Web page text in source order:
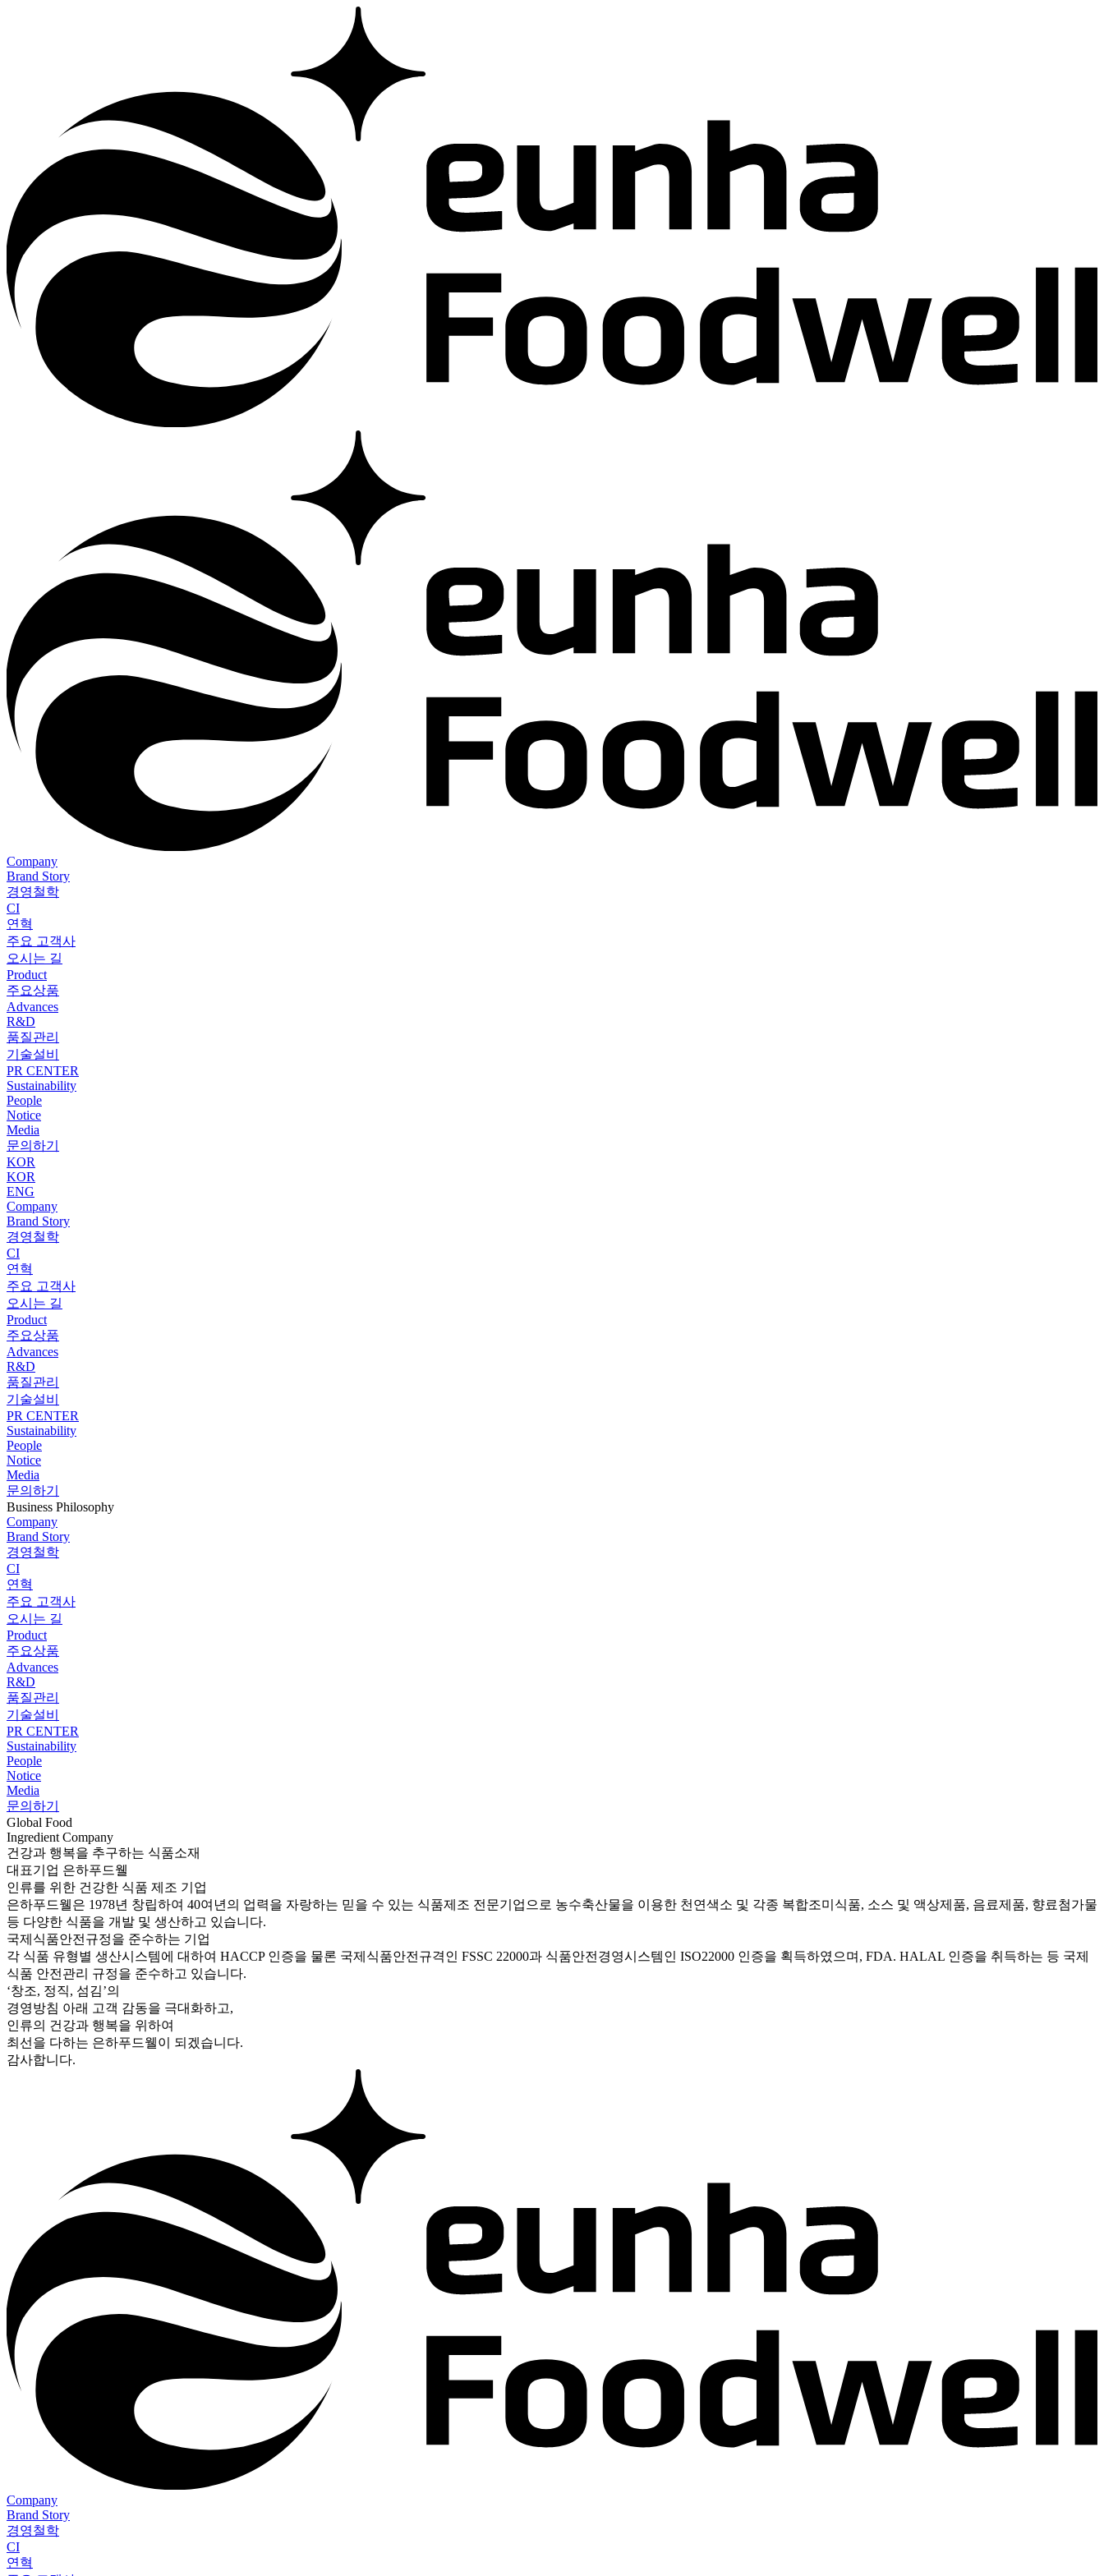
Company
Brand Story
경영철학
CI
연혁
주요 고객사
오시는 길
Product
주요상품
Advances
R&D
품질관리
기술설비
PR CENTER
Sustainability
People
Notice
Media
문의하기
KOR
KOR
ENG
Company
Brand Story
경영철학
CI
연혁
주요 고객사
오시는 길
Product
주요상품
Advances
R&D
품질관리
기술설비
PR CENTER
Sustainability
People
Notice
Media
문의하기
Business Philosophy
Company
Brand Story
경영철학
CI
연혁
주요 고객사
오시는 길
Product
주요상품
Advances
R&D
품질관리
기술설비
PR CENTER
Sustainability
People
Notice
Media
문의하기
Global Food
Ingredient Company
건강과 행복을 추구하는 식품소재
대표기업 은하푸드웰
인류를 위한 건강한 식품 제조 기업
은하푸드웰은 1978년 창립하여 40여년의 업력을 자랑하는 믿을 수 있는 식품제조 전문기업으로 농수축산물을 이용한 천연색소 및 각종 복합조미식품, 소스 및 액상제품, 음료제품, 향료첨가물
등 다양한 식품을 개발 및 생산하고 있습니다.
국제식품안전규정을 준수하는 기업
각 식품 유형별 생산시스템에 대하여 HACCP 인증을 물론 국제식품안전규격인 FSSC 22000과 식품안전경영시스템인 ISO22000 인증을 획득하였으며, FDA. HALAL 인증을 취득하는 등 국제
식품 안전관리 규정을 준수하고 있습니다.
‘창조, 정직, 섬김’의
경영방침 아래 고객 감동을 극대화하고,
인류의 건강과 행복을 위하여
최선을 다하는 은하푸드웰이 되겠습니다.
감사합니다.
Company
Brand Story
경영철학
CI
연혁